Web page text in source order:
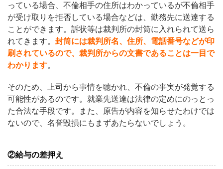
っている場合、不倫相手の住所はわかっているが不倫相手
が受け取りを拒否している場合などは、勤務先に送達する
ことができます。訴状等は裁判所の封筒に入れられて送ら
れてきます。 封筒には裁判所名、住所、電話番号などが印
刷されているので、裁判所からの文書であることは一目で
わかります。
そのため、上司から事情を聴かれ、不倫の事実が発覚する
可能性があるのです。就業先送達は法律の定めにのっとっ
た合法な手段です。また、原告が内容を知らせたわけでは
ないので、名誉毀損にもまずあたらないでしょう。
②給与の差押え